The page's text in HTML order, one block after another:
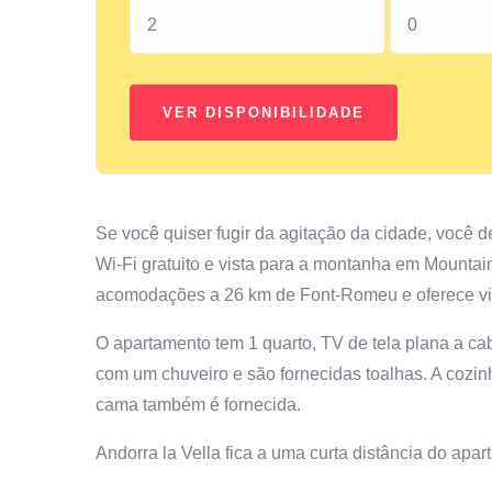
Se você quiser fugir da agitação da cidade, você
Wi-Fi gratuito e vista para a montanha em
acomodações a 26 km de Font-Romeu e oferece
O apartamento tem 1 quarto, TV de tela plana a
com um chuveiro e são fornecidas toalhas. A
cama também é fornecida.
Andorra la Vella fica a uma curta distância do